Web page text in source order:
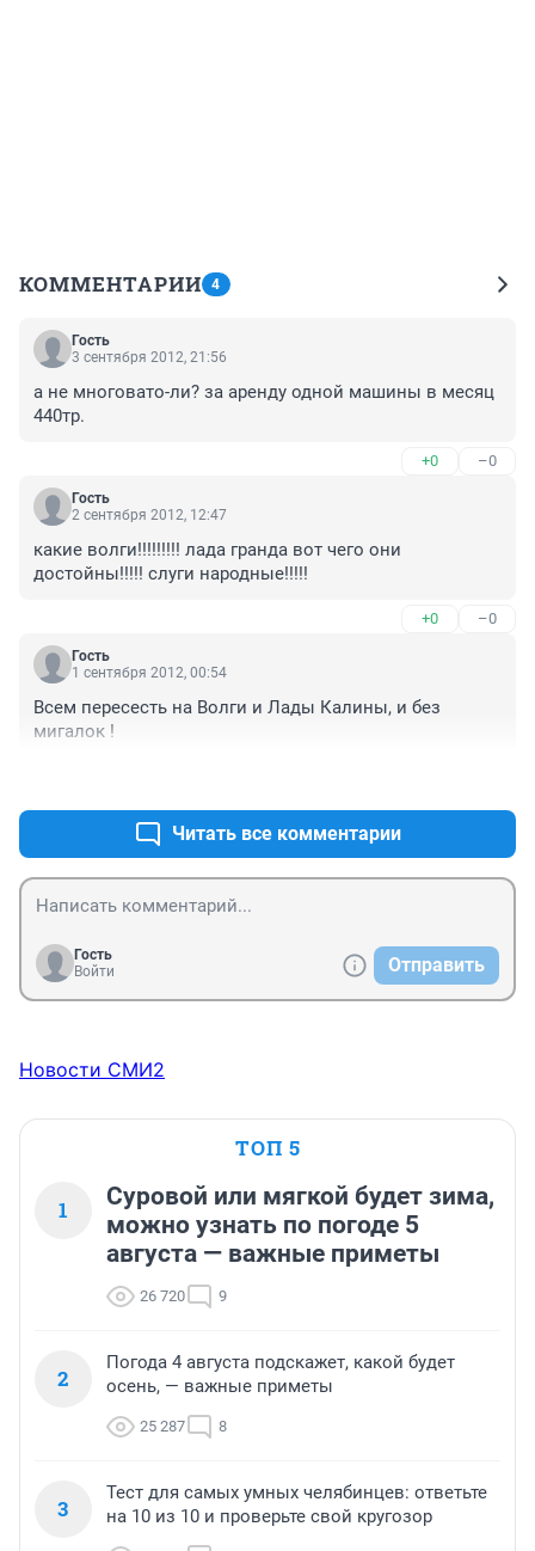
КОММЕНТАРИИ 4
Гость
3 сентября 2012, 21:56
а не многовато-ли? за аренду одной машины в месяц
440тр.
+0 –0
Гость
2 сентября 2012, 12:47
какие волги!!!!!!!!! лада гранда вот чего они
достойны!!!!! слуги народные!!!!!
+0 –0
Гость
1 сентября 2012, 00:54
Всем пересесть на Волги и Лады Калины, и без
мигалок !
Читать все комментарии
Гость
Войти
Отправить
Новости СМИ2
ТОП 5
1
Суровой или мягкой будет зима,
можно узнать по погоде 5
августа — важные приметы
26 720 9
2
Погода 4 августа подскажет, какой будет
осень, — важные приметы
25 287 8
3
Тест для самых умных челябинцев: ответьте
на 10 из 10 и проверьте свой кругозор